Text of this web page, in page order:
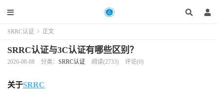
SRRC认证 > 正文
SRRC认证与3C认证有哪些区别？
2026-08-08 分类： SRRC认证 阅读(2733) 评论(0)
关于SRRC